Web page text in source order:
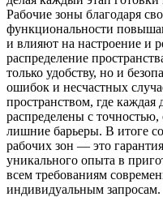
Рабочие зоны благодаря
функциональности
и влияют на настроение и
распределение
только удобству, но и
ошибок и несчастных
пространством, где
распределены с точностью,
лишние барьеры. В итоге
рабочих зон — это
уникального опыта в
всем требованиям
индивидуальным запросам.